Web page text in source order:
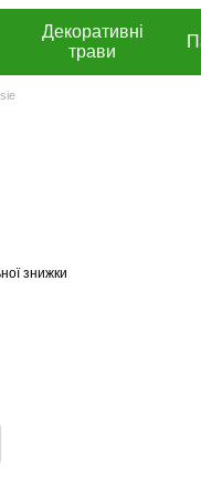
Декоративні
трави
знижки